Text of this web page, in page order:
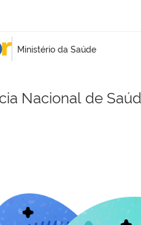
de navegação
Nacional de